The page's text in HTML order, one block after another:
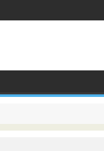
حول ربط القارات